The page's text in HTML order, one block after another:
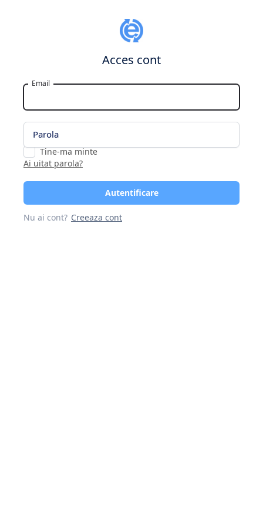
Acces cont
Email
Parola
Tine-ma minte
Ai uitat parola?
Autentificare
Nu ai cont? Creeaza cont